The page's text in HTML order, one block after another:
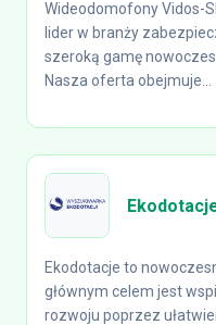
Wideodomofony Vidos-
lider w branży
szeroką gamę
Nasza oferta obejmuje...
Ekodotacje to
głównym celem jest
rozwoju poprzez